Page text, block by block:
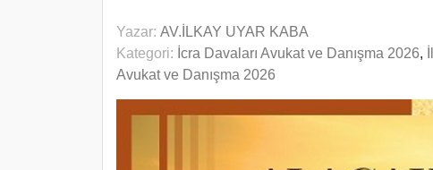
Yazar: AV.İLKAY UYAR KABA
Kategori: İcra Davaları Avukat ve Danışma 2026,
Avukat ve Danışma 2026